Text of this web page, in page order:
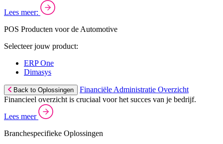
Lees meer:
POS Producten voor de Automotive
Selecteer jouw product:
ERP One
Dimasys
Back to Oplossingen
Financiële Administratie Overzicht
Financieel overzicht is cruciaal voor het succes van je bedrijf.
Lees meer
Branchespecifieke Oplossingen